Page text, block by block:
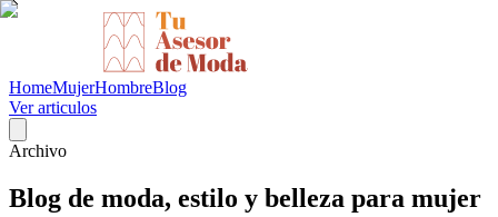
HomeMujerHombreBlog
Ver articulos
Archivo
Blog de moda, estilo y belleza para mujer